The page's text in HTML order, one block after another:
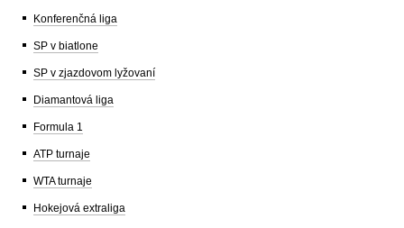
Konferenčná liga
SP v biatlone
SP v zjazdovom lyžovaní
Diamantová liga
Formula 1
ATP turnaje
WTA turnaje
Hokejová extraliga